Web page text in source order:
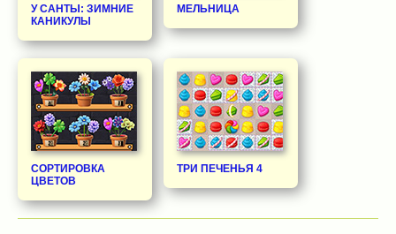
У САНТЫ: ЗИМНИЕ
КАНИКУЛЫ
МЕЛЬНИЦА
СОРТИРОВКА
ЦВЕТОВ
ТРИ ПЕЧЕНЬЯ 4